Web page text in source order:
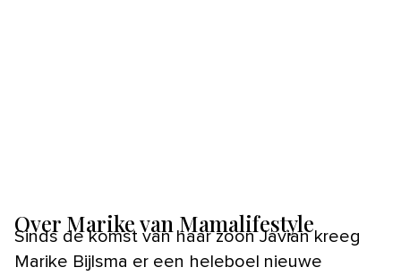
Over Marike van Mamalifestyle
Sinds de komst van haar zoon Javian kreeg
Marike Bijlsma er een heleboel nieuwe